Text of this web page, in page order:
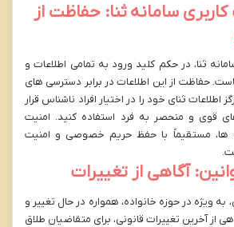
سامانه ثنا: حفاظت از
ثنا، در حکم کلید ورود به تمامی اطلاعات و
حفاظت از این اطلاعات در برابر دسترسی های
اطلاعات ثنای خود را در اختیار افراد ناشناس قرار
قوی و منحصر به فرد استفاده کنید. امنیت
ها، مستقیماً با حفظ حریم خصوصی و امنیت
آگاهی از تغییرات
به ویژه در حوزه خانواده، همواره در حال تغییر و
از آخرین تغییرات قانونی، برای متقاضیان طلاق